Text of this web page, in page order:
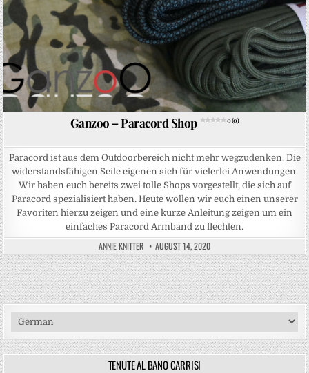
Ganzoo – Paracord Shop 0 (0)
Paracord ist aus dem Outdoorbereich nicht mehr wegzudenken. Die
widerstandsfähigen Seile eigenen sich für vielerlei Anwendungen.
Wir haben euch bereits zwei tolle Shops vorgestellt, die sich auf
Paracord spezialisiert haben. Heute wollen wir euch einen unserer
Favoriten hierzu zeigen und eine kurze Anleitung zeigen um ein
einfaches Paracord Armband zu flechten.
ANNIE KNITTER AUGUST 14, 2020
TENUTE AL BANO CARRISI